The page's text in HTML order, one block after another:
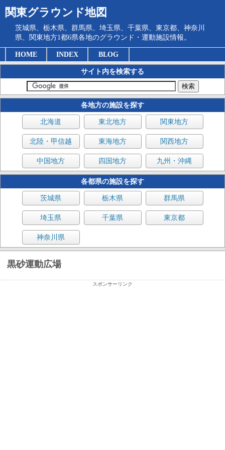
関東グラウンド地図
茨城県、栃木県、群馬県、埼玉県、千葉県、東京都、神奈川
県、関東地方1都6県各地のグラウンド・運動施設情報。
HOME INDEX BLOG
サイト内を検索する
各地方の施設を探す
北海道 東北地方 関東地方
北陸・甲信越 東海地方 関西地方
中国地方 四国地方 九州・沖縄
各都県の施設を探す
茨城県 栃木県 群馬県
埼玉県 千葉県 東京都
神奈川県
黒砂運動広場
スポンサーリンク